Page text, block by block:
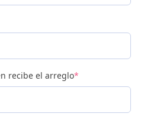
recibe el arreglo*